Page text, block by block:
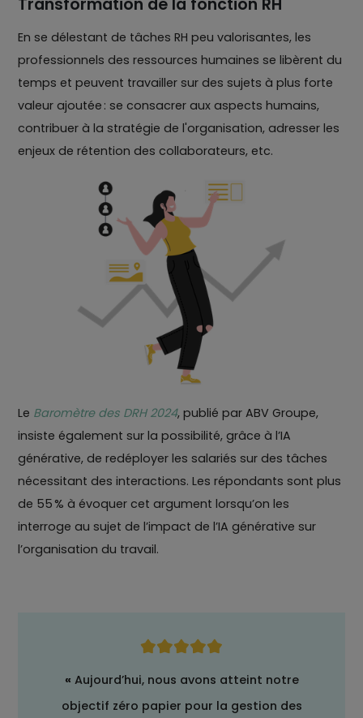
Transformation de la fonction RH
En se délestant de tâches RH peu valorisantes, les
professionnels des ressources humaines se libèrent du
temps et peuvent travailler sur des sujets à plus forte
valeur ajoutée : se consacrer aux aspects humains,
contribuer à la stratégie de l'organisation, adresser les
enjeux de rétention des collaborateurs, etc.
Le Baromètre des DRH 2024, publié par ABV Groupe,
insiste également sur la possibilité, grâce à l’IA
générative, de redéployer les salariés sur des tâches
nécessitant des interactions. Les répondants sont plus
de 55 % à évoquer cet argument lorsqu’on les
interroge au sujet de l’impact de l’IA générative sur
l’organisation du travail.
« Aujourd’hui, nous avons atteint notre
objectif zéro papier pour la gestion des